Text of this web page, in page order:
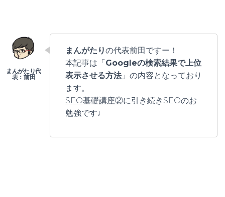
まんがたりの代表前田ですー！
本記事は「Googleの検索結果で上位
表示させる方法」の内容となっており
ます。
SEO基礎講座②に引き続きSEOのお
勉強です♩